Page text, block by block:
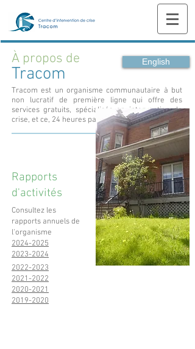
À propos de
Tracom
English
Tracom est un organisme communautaire à but
non lucratif de première ligne qui offre des
services gratuits, spécialisés en intervention de
crise, et ce, 24 heures par jour, 7 jours sur 7.
Rapports
d'activités
Consultez les
rapports annuels de
l'organisme
2024-2025
2023-2024
2022-2023
2021-2022
2020-2021
2019-2020